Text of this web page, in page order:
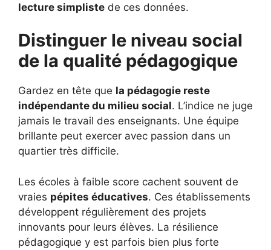
lecture simpliste de ces données.
Distinguer le niveau social
de la qualité pédagogique
Gardez en tête que la pédagogie reste
indépendante du milieu social. L’indice ne juge
jamais le travail des enseignants. Une équipe
brillante peut exercer avec passion dans un
quartier très difficile.
Les écoles à faible score cachent souvent de
vraies pépites éducatives. Ces établissements
développent régulièrement des projets
innovants pour leurs élèves. La résilience
pédagogique y est parfois bien plus forte